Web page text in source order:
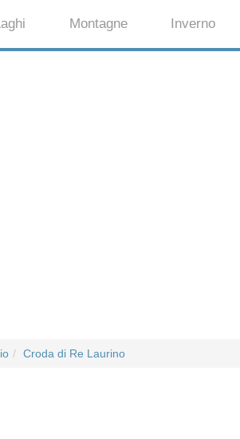
Montagne Inverno
Croda di Re Laurino